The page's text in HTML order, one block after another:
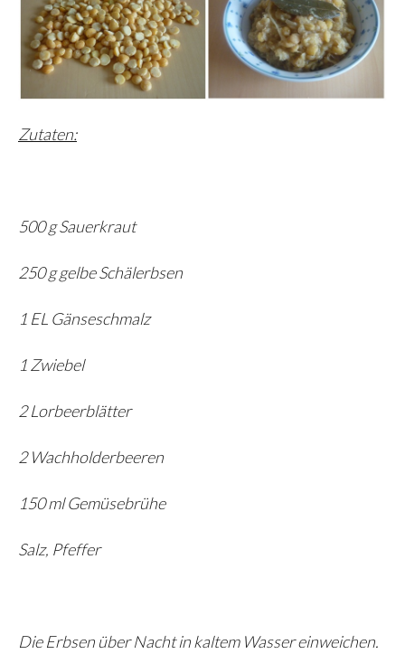
Zutaten:
500 g Sauerkraut
250 g gelbe Schälerbsen
1 EL Gänseschmalz
1 Zwiebel
2 Lorbeerblätter
2 Wachholderbeeren
150 ml Gemüsebrühe
Salz, Pfeffer
Die Erbsen über Nacht in kaltem Wasser einweichen.